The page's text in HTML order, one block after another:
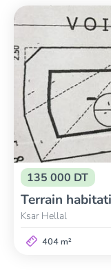
135 000 DT
Terrain
Ksar Hellal
404 m²